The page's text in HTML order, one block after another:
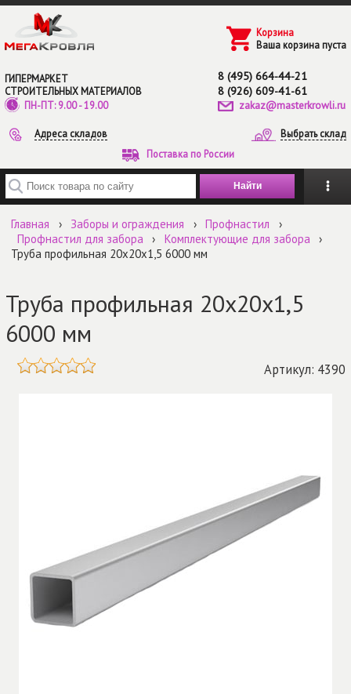
Перейти к основному содержанию
ГИПЕРМАРКЕТ
СТРОИТЕЛЬНЫХ МАТЕРИАЛОВ
ПН-ПТ: 9.00 - 19.00
8 (495) 664-44-21
8 (926) 609-41-61
zakaz@masterkrowli.ru
Адреса складов
Выбрать склад
Поставка по России
Корзина
Ваша корзина пуста
Введите ключевые слова для поиска
Главная › Заборы и ограждения › Профнастил
›
Профнастил для забора
› Комплектующие для забора
›
Труба профильная 20х20х1,5 6000 мм
Труба профильная 20х20х1,5
6000 мм
Артикул: 4390